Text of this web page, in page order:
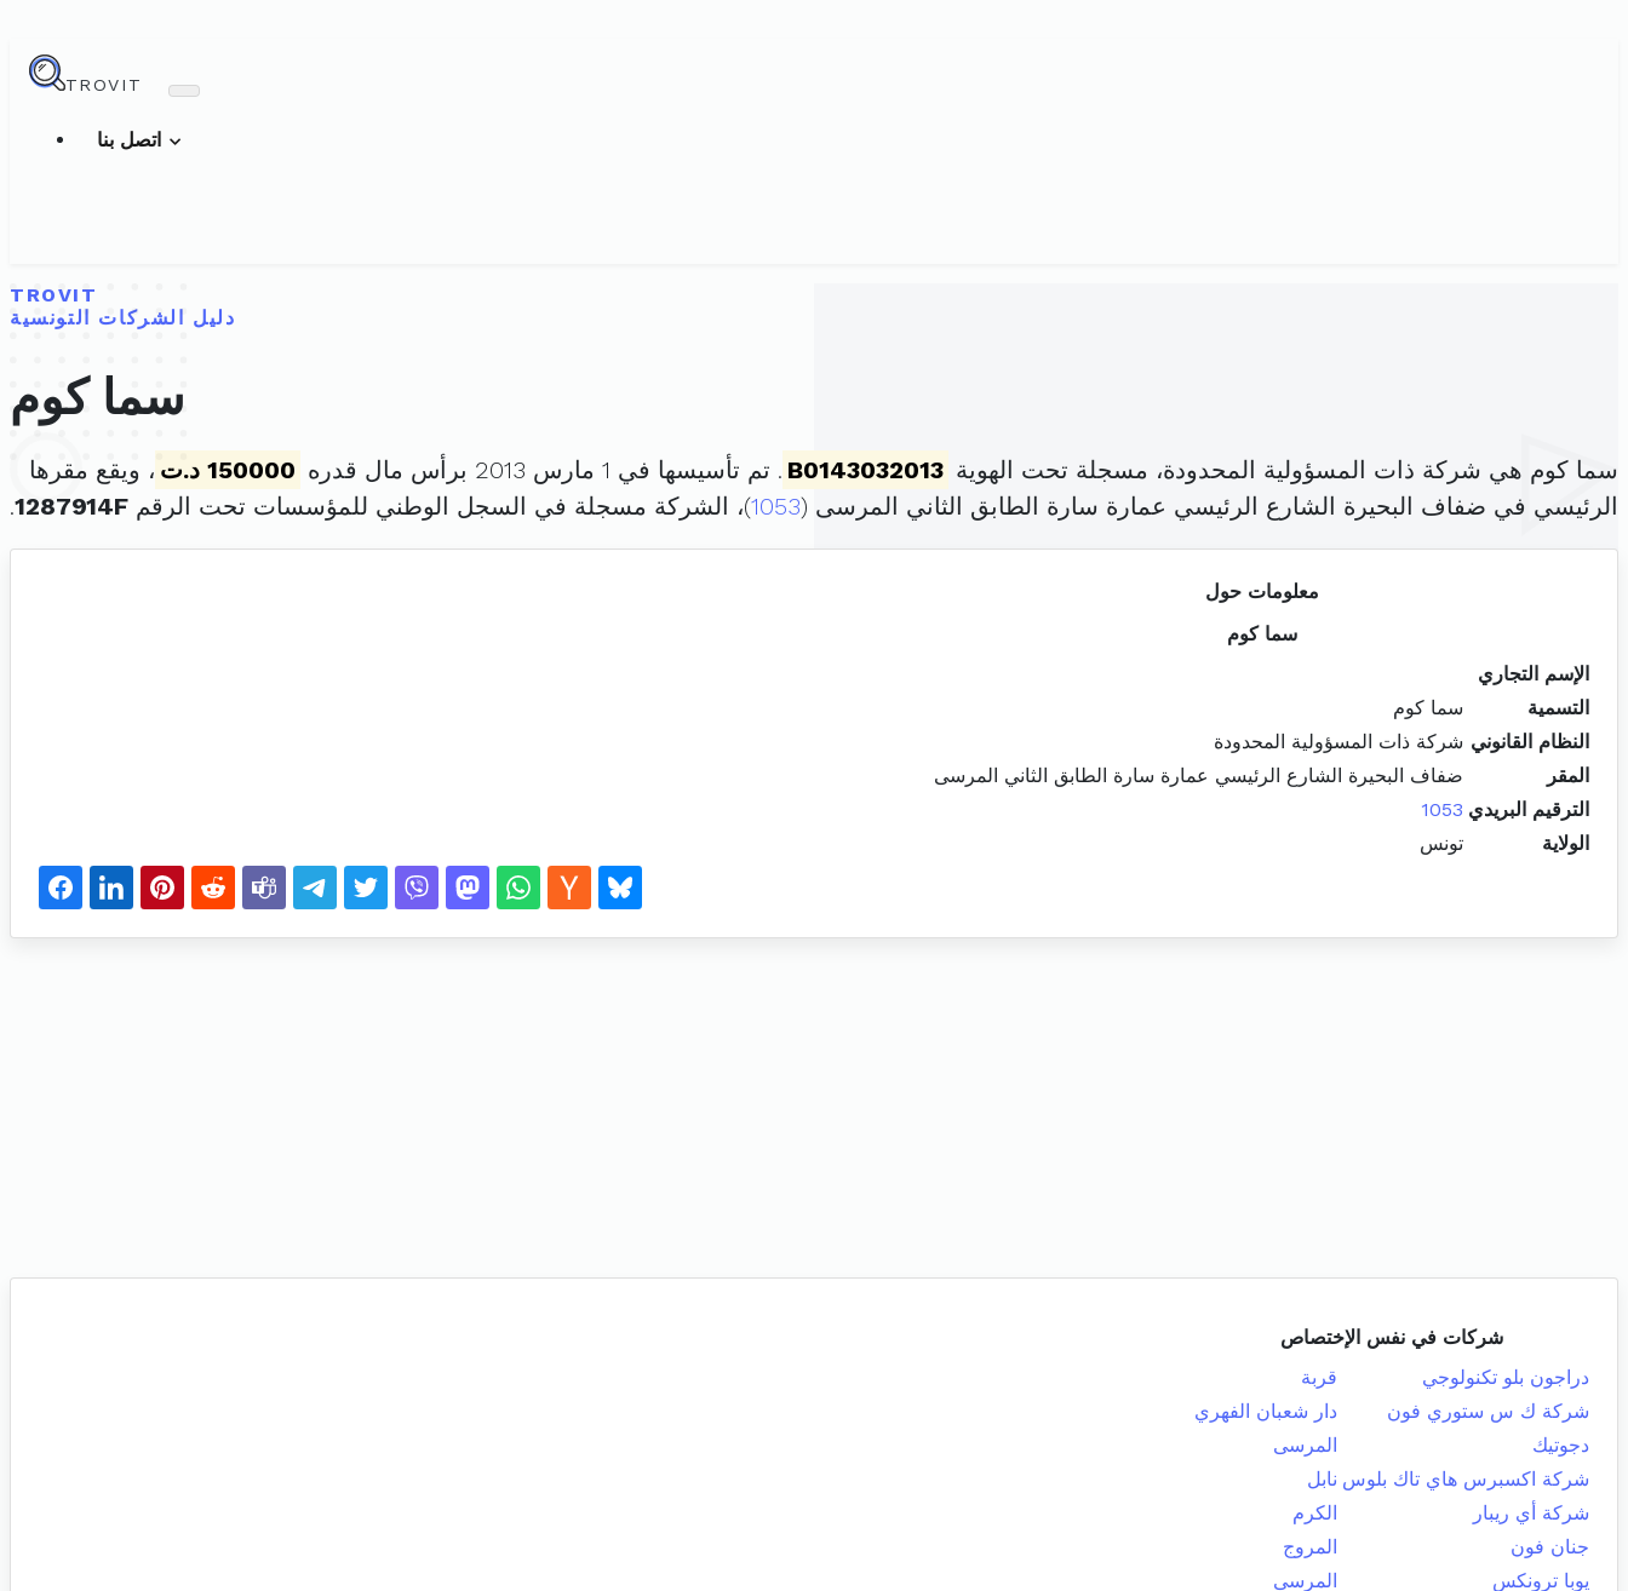
TROVIT
TROVIT
دليل الشركات التونسية
سما كوم
سما كوم هي شركة ذات المسؤولية المحدودة، مسجلة تحت الهوية B0143032013 . تم تأسيسها في 1 مارس 2013 برأس مال قدره 150000 د.ت
، ويقع مقرها
الرئيسي في ضفاف البحيرة الشارع الرئيسي عمارة سارة الطابق الثاني المرسى (1053)، الشركة مسجلة في السجل الوطني للمؤسسات تحت الرقم 1287914F
.
معلومات حول
سما كوم
الإسم التجاري
التسمية
سما كوم
النظام القانوني شركة ذات المسؤولية المحدودة
المقر
ضفاف البحيرة الشارع الرئيسي عمارة سارة الطابق الثاني المرسى
الترقيم البريدي 1053
الولاية
تونس
شركات في نفس الإختصاص
دراجون بلو تكنولوجي
قربة
شركة ك س ستوري فون
دار شعبان الفهري
دجوتيك
المرسى
شركة اكسبرس هاي تاك بلوس نابل
شركة أي ريبار
الكرم
جنان فون
المروج
يوبا ترونكس
المرسى